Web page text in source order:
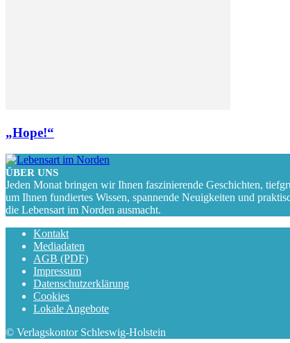
„Hope!“
ÜBER UNS
Jeden Monat bringen wir Ihnen faszinierende Geschichten,
um Ihnen fundiertes Wissen, spannende Neuigkeiten und
die Lebensart im Norden ausmacht.
Kontakt
Mediadaten
AGB (PDF)
Impressum
Datenschutzerklärung
Cookies
Lokale Angebote
© Verlagskontor Schleswig-Holstein